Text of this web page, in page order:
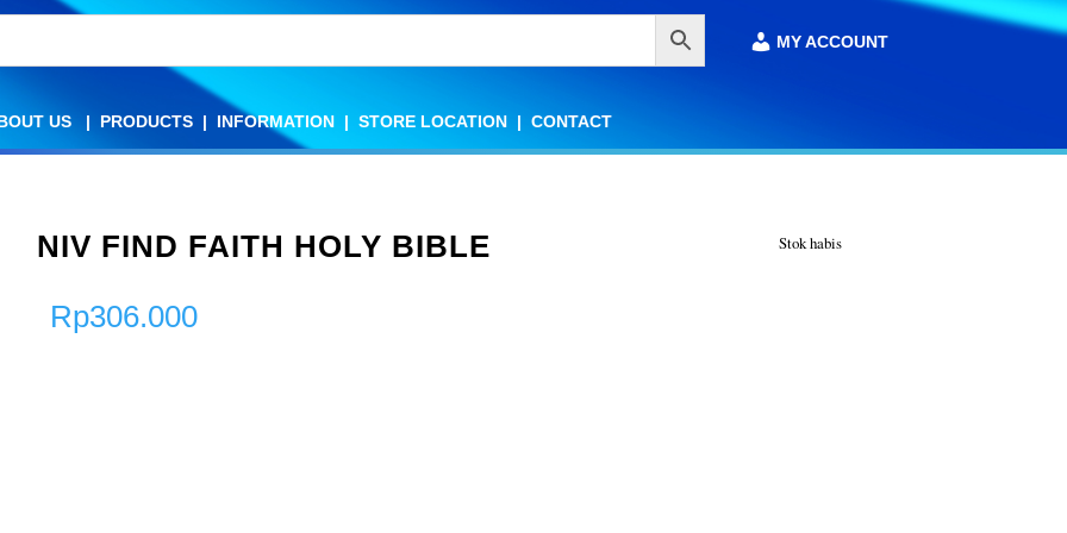
US | PRODUCTS | INFORMATION | STORE LOCATION | CONTACT
MY ACCOUNT
US | PRODUCTS | INFORMATION | STORE LOCATION | CONTACT
MY ACCOUNT
NIV FIND FAITH HOLY BIBLE
Rp306.000
Stok habis